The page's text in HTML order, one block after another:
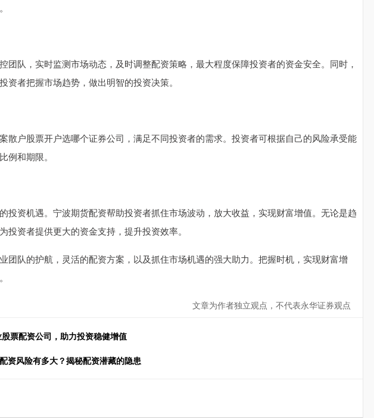
团队，实时监测市场动态，及时调整配资策略，最大程度保障投资者的资金安全。同时，
资者把握市场趋势，做出明智的投资决策。
散户股票开户选哪个证券公司，满足不同投资者的需求。投资者可根据自己的风险承受能
例和期限。
投资机遇。宁波期货配资帮助投资者抓住市场波动，放大收益，实现财富增值。无论是趋
投资者提供更大的资金支持，提升投资效率。
团队的护航，灵活的配资方案，以及抓住市场机遇的强大助力。把握时机，实现财富增
文章为作者独立观点，不代表永华证券观点
票配资公司，助力投资稳健增值
资风险有多大？揭秘配资潜藏的隐患